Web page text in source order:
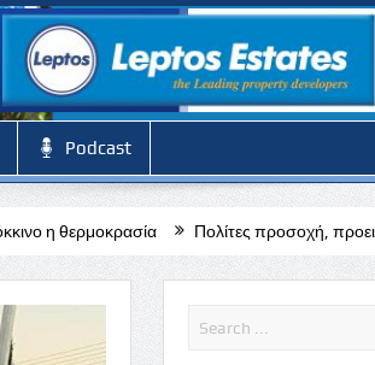
Podcast
Πολίτες προσοχή, προειδοποιούν οι αρχές για